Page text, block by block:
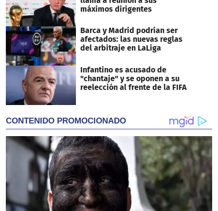
máximos dirigentes
Barca y Madrid podrían ser
afectados: las nuevas reglas
del arbitraje en LaLiga
Infantino es acusado de
"chantaje" y se oponen a su
reelección al frente de la FIFA